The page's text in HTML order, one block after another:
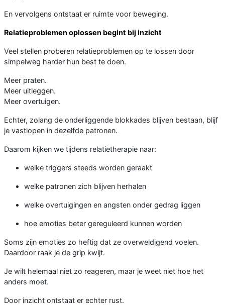
En vervolgens ontstaat er ruimte voor beweging.
Relatieproblemen oplossen begint bij inzicht
Veel stellen proberen relatieproblemen op te lossen door
simpelweg harder hun best te doen.
Meer praten.
Meer uitleggen.
Meer overtuigen.
Echter, zolang de onderliggende blokkades blijven bestaan, blijf
je vastlopen in dezelfde patronen.
Daarom kijken we tijdens relatietherapie naar:
welke triggers steeds worden geraakt
welke patronen zich blijven herhalen
welke overtuigingen en angsten onder gedrag liggen
hoe emoties beter gereguleerd kunnen worden
Soms zijn emoties zo heftig dat ze overweldigend voelen.
Daardoor raak je de grip kwijt.
Je wilt helemaal niet zo reageren, maar je weet niet hoe het
anders moet.
Door inzicht ontstaat er echter rust.